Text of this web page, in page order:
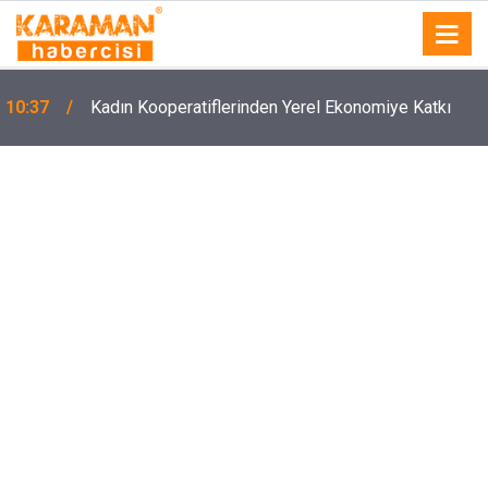
10:37 Kadın Kooperatiflerinden Yerel Ekonomiye Katkı